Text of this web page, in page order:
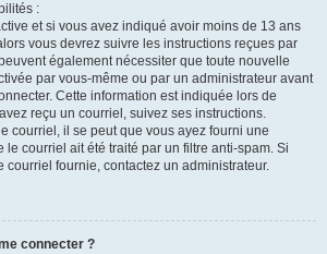
:
et si vous avez indiqué avoir moins de 13 ans
vous devrez suivre les instructions reçues par
également nécessiter que toute nouvelle
par vous-même ou par un administrateur avant
Cette information est indiquée lors de
reçu un courriel, suivez ses instructions.
courriel, il se peut que vous ayez fourni une
le courriel ait été traité par un filtre anti-spam. Si
courriel fournie, contactez un administrateur.
connecter ?